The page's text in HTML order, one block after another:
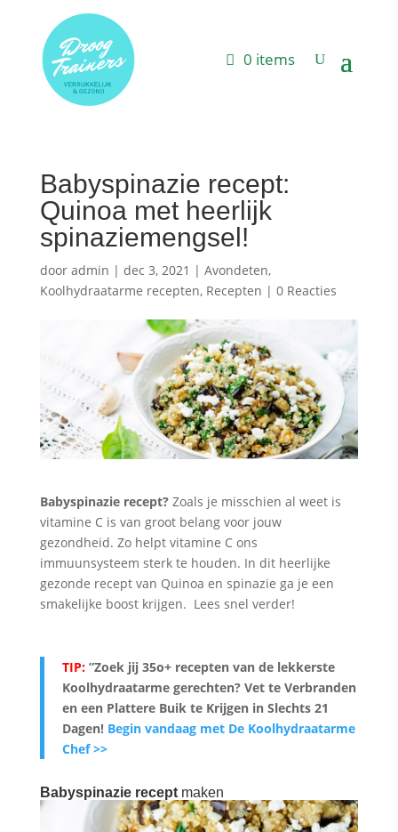
0 items
Babyspinazie recept:
Quinoa met heerlijk
spinaziemengsel!
door admin | dec 3, 2021 | Avondeten,
Koolhydraatarme recepten, Recepten | 0 Reacties
Babyspinazie recept?Zoals je misschien al weet is
vitamine C is van groot belang voor jouw
gezondheid. Zo helpt vitamine C ons
immuunsysteem sterk te houden. In dit heerlijke
gezonde recept van Quinoa en spinazie ga je een
smakelijke boost krijgen. Lees snel verder!
TIP:”Zoek jij 35o+ recepten van de lekkerste
Koolhydraatarme gerechten? Vet te Verbranden
en een Plattere Buik te Krijgen in Slechts 21
Dagen! Begin vandaag met De Koolhydraatarme
Chef >>
Babyspinazie receptmaken